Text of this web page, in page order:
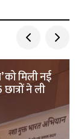
को मिली नई
ने ली